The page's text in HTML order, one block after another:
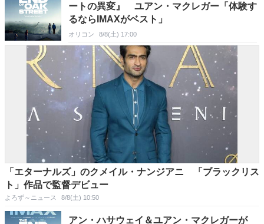
ートの異変』 ユアン・マクレガー「体験す
るならIMAXがベスト」
オリコン 8/8(土) 17:00
「エターナルズ」のクメイル・ナンジアニ 「ブラックリス
ト」作品で監督デビュー
よろず～ニュース 8/8(土) 10:50
アン・ハサウェイ＆ユアン・マクレガーが